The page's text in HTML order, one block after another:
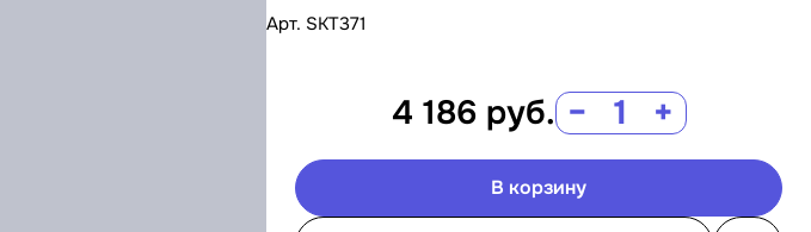
Арт. SKT371
4 186 руб. − +
В корзину